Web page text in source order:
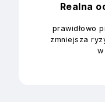
Realna
prawidłowo
zmniejsza
w